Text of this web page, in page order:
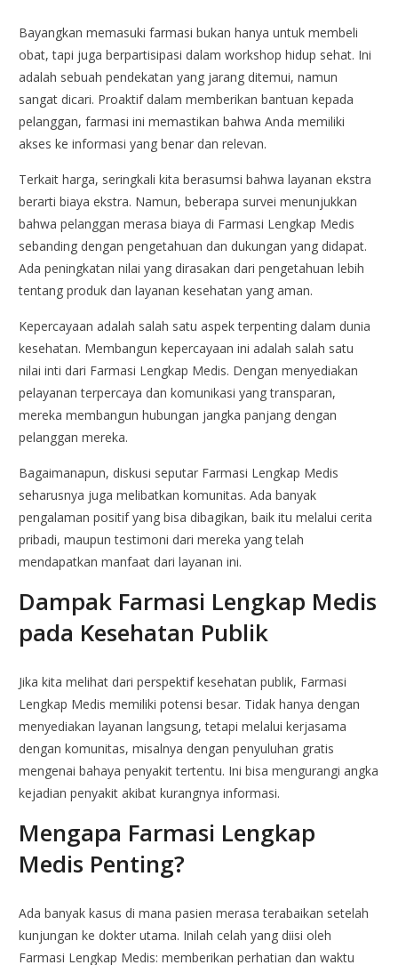
Bayangkan memasuki farmasi bukan hanya untuk membeli
obat, tapi juga berpartisipasi dalam workshop hidup sehat. Ini
adalah sebuah pendekatan yang jarang ditemui, namun
sangat dicari. Proaktif dalam memberikan bantuan kepada
pelanggan, farmasi ini memastikan bahwa Anda memiliki
akses ke informasi yang benar dan relevan.
Terkait harga, seringkali kita berasumsi bahwa layanan ekstra
berarti biaya ekstra. Namun, beberapa survei menunjukkan
bahwa pelanggan merasa biaya di Farmasi Lengkap Medis
sebanding dengan pengetahuan dan dukungan yang didapat.
Ada peningkatan nilai yang dirasakan dari pengetahuan lebih
tentang produk dan layanan kesehatan yang aman.
Kepercayaan adalah salah satu aspek terpenting dalam dunia
kesehatan. Membangun kepercayaan ini adalah salah satu
nilai inti dari Farmasi Lengkap Medis. Dengan menyediakan
pelayanan terpercaya dan komunikasi yang transparan,
mereka membangun hubungan jangka panjang dengan
pelanggan mereka.
Bagaimanapun, diskusi seputar Farmasi Lengkap Medis
seharusnya juga melibatkan komunitas. Ada banyak
pengalaman positif yang bisa dibagikan, baik itu melalui cerita
pribadi, maupun testimoni dari mereka yang telah
mendapatkan manfaat dari layanan ini.
Dampak Farmasi Lengkap Medis
pada Kesehatan Publik
Jika kita melihat dari perspektif kesehatan publik, Farmasi
Lengkap Medis memiliki potensi besar. Tidak hanya dengan
menyediakan layanan langsung, tetapi melalui kerjasama
dengan komunitas, misalnya dengan penyuluhan gratis
mengenai bahaya penyakit tertentu. Ini bisa mengurangi angka
kejadian penyakit akibat kurangnya informasi.
Mengapa Farmasi Lengkap
Medis Penting?
Ada banyak kasus di mana pasien merasa terabaikan setelah
kunjungan ke dokter utama. Inilah celah yang diisi oleh
Farmasi Lengkap Medis: memberikan perhatian dan waktu